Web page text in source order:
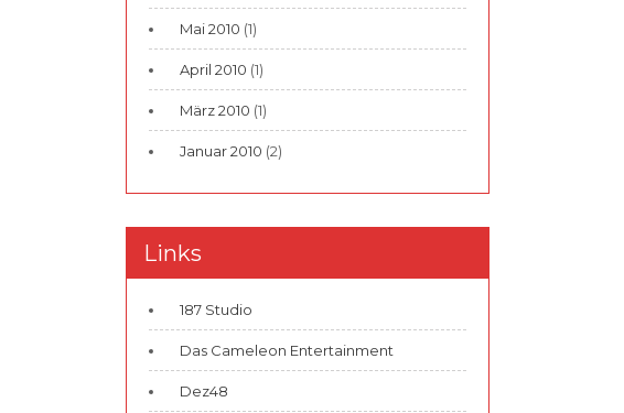
Mai 2010 (1)
April 2010 (1)
März 2010 (1)
Januar 2010 (2)
Links
187 Studio
Das Cameleon Entertainment
Dez48